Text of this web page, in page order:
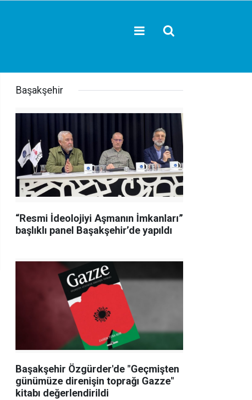
Başakşehir
“Resmi İdeolojiyi Aşmanın İmkanları”
başlıklı panel Başakşehir’de yapıldı
Başakşehir Özgürder'de "Geçmişten
günümüze direnişin toprağı Gazze"
kitabı değerlendirildi